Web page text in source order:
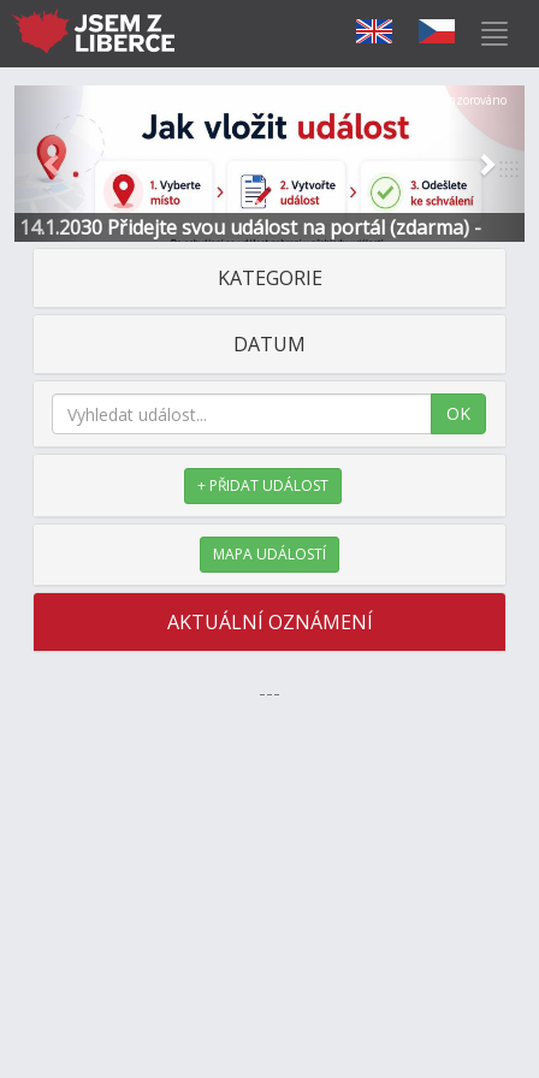
14.1.2030 Přidejte svou událost na portál (zdarma) -
Informace a kontakt
Další
Sponzorováno
KATEGORIE
DATUM
OK
+ PŘIDAT UDÁLOST
MAPA UDÁLOSTÍ
AKTUÁLNÍ OZNÁMENÍ
---